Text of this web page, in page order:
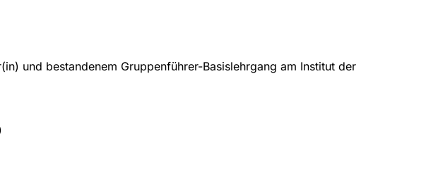
und bestandenem Gruppenführer-Basislehrgang am Institut der